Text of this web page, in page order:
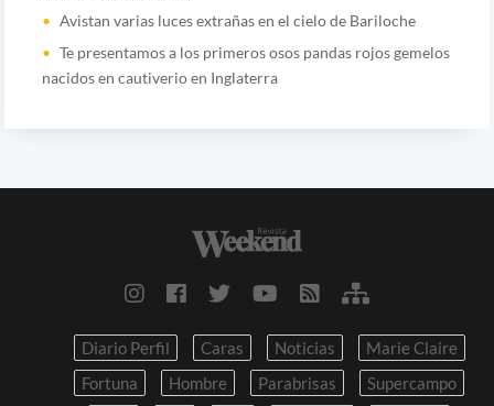
Avistan varias luces extrañas en el cielo de Bariloche
Te presentamos a los primeros osos pandas rojos gemelos
nacidos en cautiverio en Inglaterra
Diario Perfil Caras Noticias
Marie Claire
Fortuna
Hombre Parabrisas Supercampo